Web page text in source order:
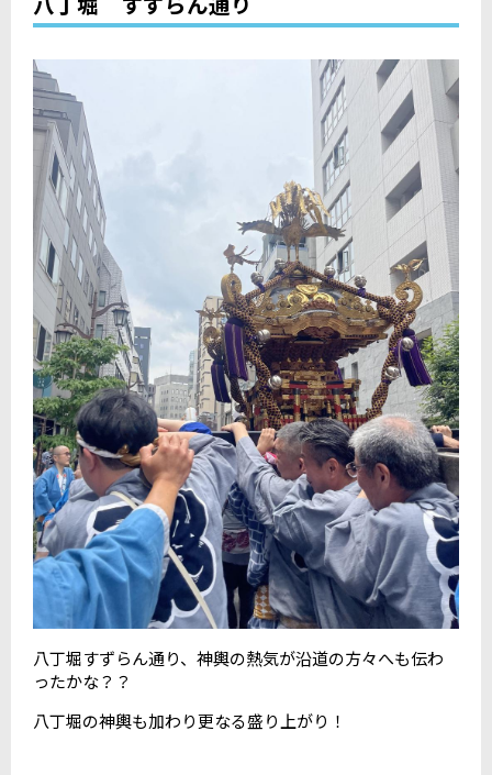
八丁堀すずらん通り、神輿の熱気が沿道の方々へも伝わ
ったかな？？
八丁堀の神輿も加わり更なる盛り上がり！